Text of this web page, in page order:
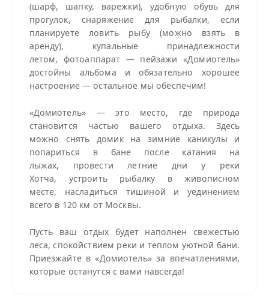
(шарф, шапку, варежки), удобную обувь для
прогулок, снаряжение для рыбалки, если
планируете ловить рыбу (можно взять в
аренду), купальные принадлежности
летом, фотоаппарат — пейзажи «Домиотель»
достойны альбома и обязательно хорошее
настроение — остальное мы обеспечим!
«Домиотель» — это место, где природа
становится частью вашего отдыха. Здесь
можно снять домик на зимние каникулы и
попариться в бане после катания на
лыжах, провести летние дни у реки
Хотча, устроить рыбалку в живописном
месте, насладиться тишиной и уединением
всего в 120 км от Москвы.
Пусть ваш отдых будет наполнен свежестью
леса, спокойствием реки и теплом уютной бани.
Приезжайте в «Домиотель» за впечатлениями,
которые останутся с вами навсегда!